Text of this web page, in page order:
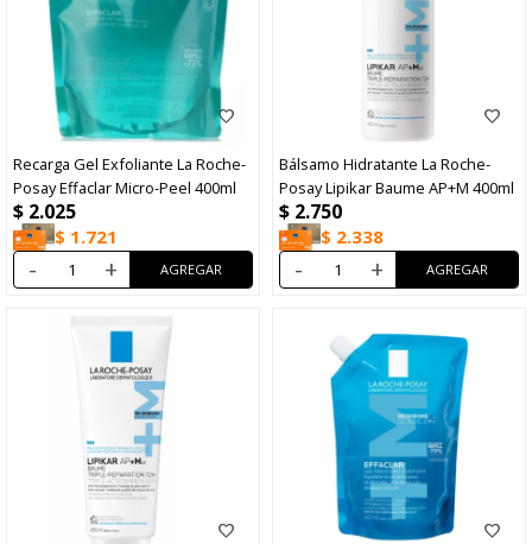
Recarga Gel Exfoliante La Roche-
Posay Effaclar Micro-Peel 400ml
$ 2.025
$ 1.721
- +
Bálsamo Hidratante La Roche-
Posay Lipikar Baume AP+M 400ml
$ 2.750
$ 2.338
- +